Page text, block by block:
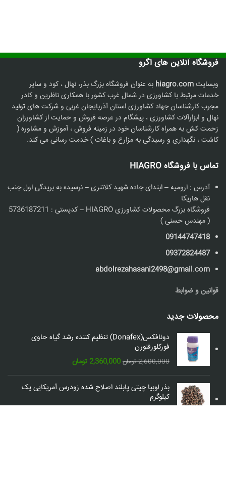
فروشگاه آنلاین های اگرو
وبسایتhiagro.com به عنوان فروشگاه بزرگ بذر، نهال ، کود و سایر
خدمات مرتبط با کشاورزی در شمال غرب کشور با همکاری ناظرین و کادر
مجرب کارشناسان جهاد کشاورزی استان آذربایجان غربی و شرکت های تولید
نهال و ابزارآلات کشاورزی ، پیشگام در عرصه فروش و حمایت از کشاورزان
زحمت کش به همراه کارشناسان خود در زمینه فروش ، آموزش و مشاوره (
کاشت ، نگهداری و رسیدگی به مزارع و باغات ) خدمت رسانی می کند.
تماس با فروشگاه HIAGRO
آدرس : ارومیه – ابتدای جاده شهید کلانتری – نرسیده به بریدگی اول جنب
نقل هاریکا
فروشگاه بزرگ محصولات کشاورزی HIAGRO – کدپستی : 5736187211
( مهندس حسنی )
09144747418
09372824487
abdolrezahasani2498@gmail.com
قوانین و ضوابط
محصولات جدید
دونافکس(Donafex) تنظیم کننده رشد گیاه حاوی
فورکلورفنورن
2,600,000 تومان قیمت
اصلی:
2,600,000 تومان
2,360,000 تومانقیمت
فعلی:
2,360,000 تومان.
بذر لوبیا چیتی پابلند اصلاح شده زودرس آمریکایی یک
کیلوگرم